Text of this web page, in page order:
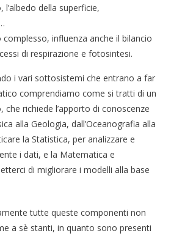
l’albedo della superficie,
influenza anche il bilancio
di respirazione e fotosintesi.
i vari sottosistemi che entrano a far
comprendiamo come si tratti di un
richiede l’apporto di conoscenze
alla Geologia, dall’Oceanografia alla
la Statistica, per analizzare e
i dati, e la Matematica e
di migliorare i modelli alla base
tutte queste componenti non
a sè stanti, in quanto sono presenti